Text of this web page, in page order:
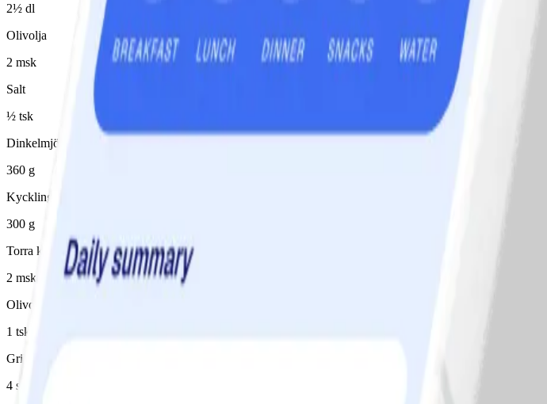
2½ dl
Olivolja
2 msk
Salt
½ tsk
Dinkelmjöl
360 g
Kycklingbröstfilé
300 g
Torra kryddor
2 msk, kebabkrydda
Olivolja
1 tsk
Grillad paprika i lag (utan olja)
4 st